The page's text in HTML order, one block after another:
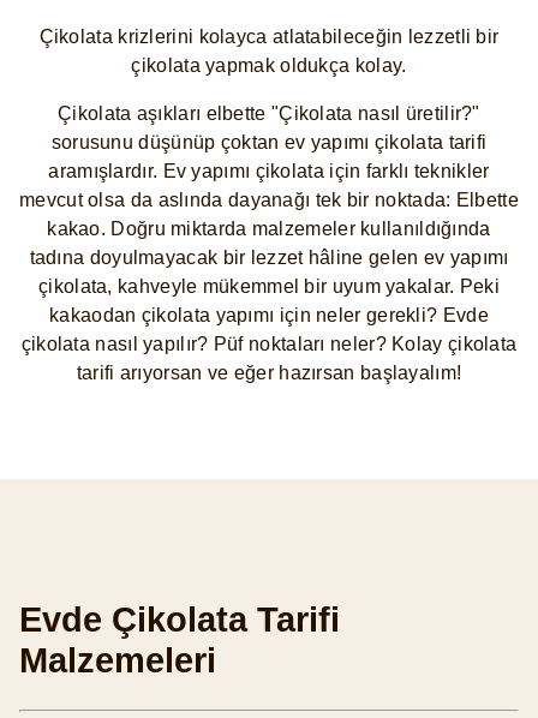
Çikolata krizlerini kolayca atlatabileceğin lezzetli bir
çikolata yapmak oldukça kolay.
Çikolata aşıkları elbette "Çikolata nasıl üretilir?"
sorusunu düşünüp çoktan ev yapımı çikolata tarifi
aramışlardır. Ev yapımı çikolata için farklı teknikler
mevcut olsa da aslında dayanağı tek bir noktada: Elbette
kakao. Doğru miktarda malzemeler kullanıldığında
tadına doyulmayacak bir lezzet hâline gelen ev yapımı
çikolata, kahveyle mükemmel bir uyum yakalar. Peki
kakaodan çikolata yapımı için neler gerekli? Evde
çikolata nasıl yapılır? Püf noktaları neler? Kolay çikolata
tarifi arıyorsan ve eğer hazırsan başlayalım!
Evde Çikolata Tarifi
Malzemeleri